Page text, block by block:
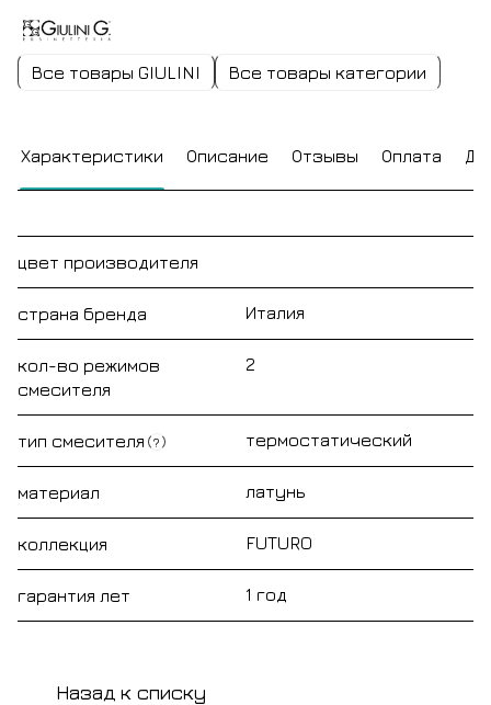
Все товары GIULINI Все товары категории
Характеристики Описание Отзывы Оплата
цвет производителя
страна бренда Италия
кол-во режимов
смесителя
2
тип смесителя ? термостатический
материал латунь
коллекция FUTURO
гарантия лет 1 год
Назад к списку